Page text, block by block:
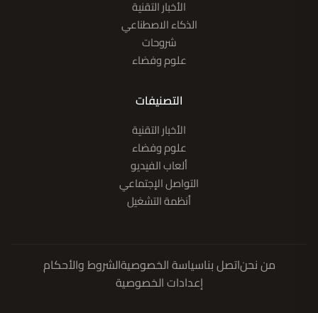
الأخبار التقنية
الذكاء الاصطناعي
شروحات
علوم وفضاء
التصنيفات
الأخبار التقنية
علوم وفضاء
ألعاب الفيديو
التواصل الإجتماعي
أنظمة التشغيل
من نحناتصل بناسياسة الخصوصيةالشروط والأحكام
إعدادات الخصوصية